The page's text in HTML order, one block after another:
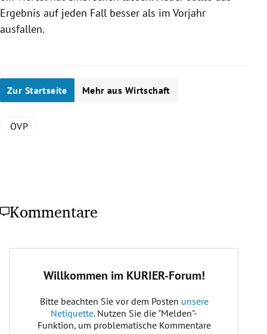
Ergebnis auf jeden Fall besser als im Vorjahr
ausfallen.
Zur Startseite Mehr aus Wirtschaft
ÖVP
Kommentare